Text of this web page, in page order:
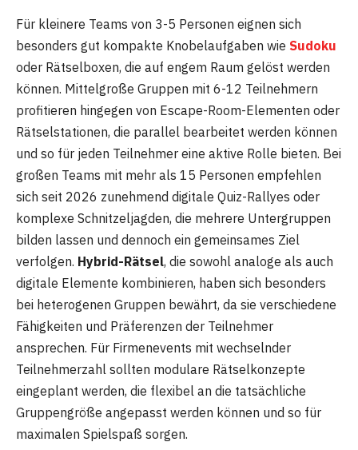
Für kleinere Teams von 3-5 Personen eignen sich
besonders gut kompakte Knobelaufgaben wie Sudoku
oder Rätselboxen, die auf engem Raum gelöst werden
können. Mittelgroße Gruppen mit 6-12 Teilnehmern
profitieren hingegen von Escape-Room-Elementen oder
Rätselstationen, die parallel bearbeitet werden können
und so für jeden Teilnehmer eine aktive Rolle bieten. Bei
großen Teams mit mehr als 15 Personen empfehlen
sich seit 2026 zunehmend digitale Quiz-Rallyes oder
komplexe Schnitzeljagden, die mehrere Untergruppen
bilden lassen und dennoch ein gemeinsames Ziel
verfolgen. Hybrid-Rätsel, die sowohl analoge als auch
digitale Elemente kombinieren, haben sich besonders
bei heterogenen Gruppen bewährt, da sie verschiedene
Fähigkeiten und Präferenzen der Teilnehmer
ansprechen. Für Firmenevents mit wechselnder
Teilnehmerzahl sollten modulare Rätselkonzepte
eingeplant werden, die flexibel an die tatsächliche
Gruppengröße angepasst werden können und so für
maximalen Spielspaß sorgen.